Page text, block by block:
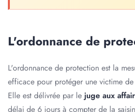
L'ordonnance de
L'ordonnance de protection est la
efficace pour protéger une victime
Elle est délivrée par le juge aux
délai de 6 jours à compter de la